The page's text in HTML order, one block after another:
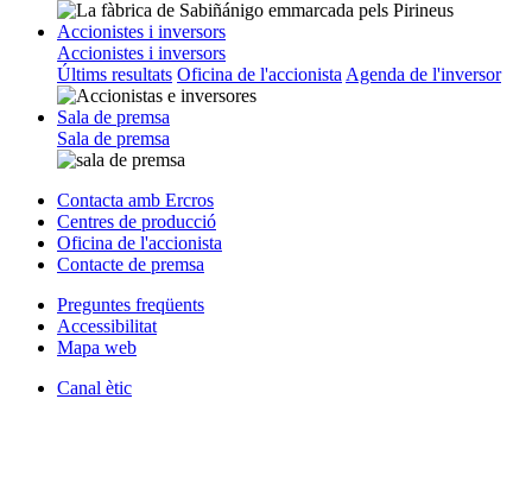
Accionistes i inversors
Accionistes i inversors
Últims resultats Oficina de l'accionista Agenda de l'inversor
Sala de premsa
Sala de premsa
Contacta amb Ercros
Centres de producció
Oficina de l'accionista
Contacte de premsa
Preguntes freqüents
Accessibilitat
Mapa web
Canal ètic